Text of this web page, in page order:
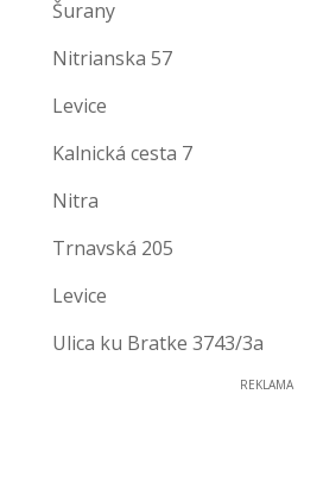
Šurany
Nitrianska 57
Levice
Kalnická cesta 7
Nitra
Trnavská 205
Levice
Ulica ku Bratke 3743/3a
REKLAMA